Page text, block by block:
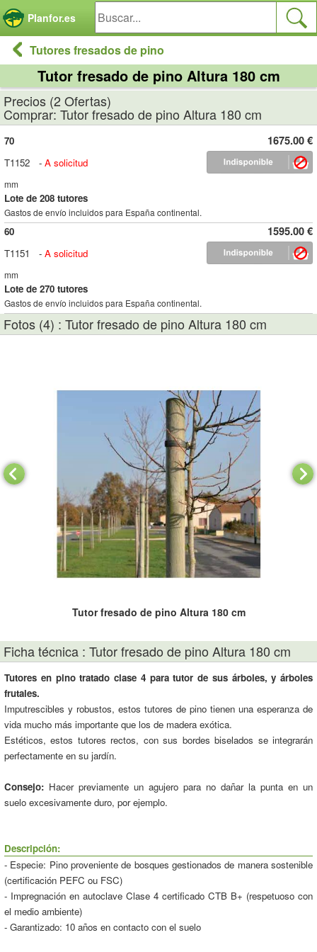
Planfor.es
Tutores fresados de pino
Tutor fresado de pino Altura 180 cm
Precios (2 Ofertas)
Comprar: Tutor fresado de pino Altura 180 cm
1675.00 €
70
T1152
- A solicitud
mm
Lote de 208 tutores
Gastos de envío incluidos para España continental.
1595.00 €
60
T1151
- A solicitud
mm
Lote de 270 tutores
Gastos de envío incluidos para España continental.
Fotos (4) : Tutor fresado de pino Altura 180 cm
Tutor fresado de pino Altura 180 cm
Ficha técnica : Tutor fresado de pino Altura 180 cm
Tutores en pino tratado clase 4 para tutor de sus árboles, y árboles
frutales.
Imputrescibles y robustos, estos tutores de pino tienen una esperanza de
vida mucho más importante que los de madera exótica.
Estéticos, estos tutores rectos, con sus bordes biselados se integrarán
perfectamente en su jardín.
Consejo: Hacer previamente un agujero para no dañar la punta en un
suelo excesivamente duro, por ejemplo.
Descripción:
- Especie: Pino proveniente de bosques gestionados de manera sostenible
(certificación PEFC ou FSC)
- Impregnación en autoclave Clase 4 certificado CTB B+ (respetuoso con
el medio ambiente)
- Garantizado: 10 años en contacto con el suelo
Panel de gestión de cookies